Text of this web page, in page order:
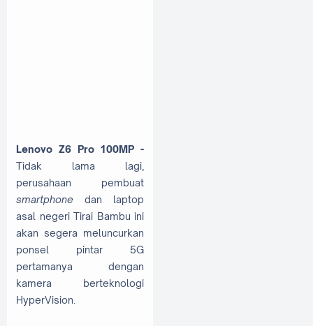
Lenovo Z6 Pro 100MP -
Tidak lama lagi,
perusahaan pembuat
smartphone dan laptop
asal negeri Tirai Bambu ini
akan segera meluncurkan
ponsel pintar 5G
pertamanya dengan
kamera berteknologi
HyperVision.